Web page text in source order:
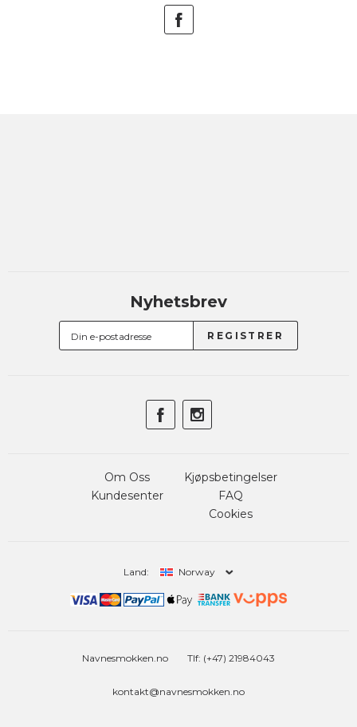
Nyhetsbrev
Om Oss
Kundesenter
Kjøpsbetingelser
FAQ
Cookies
Land: Norway
Navnesmokken.no Tlf: (+47) 21984043
kontakt@navnesmokken.no